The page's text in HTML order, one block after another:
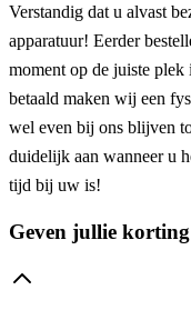
Verstandig dat u alvast
apparatuur! Eerder
moment op de juiste plek
betaald maken wij een
wel even bij ons blijven
duidelijk aan wanneer u
tijd bij uw is!
Geven jullie